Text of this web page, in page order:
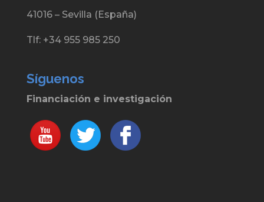
41016 – Sevilla (España)
Tlf: +34 955 985 250
Síguenos
Financiación e investigación